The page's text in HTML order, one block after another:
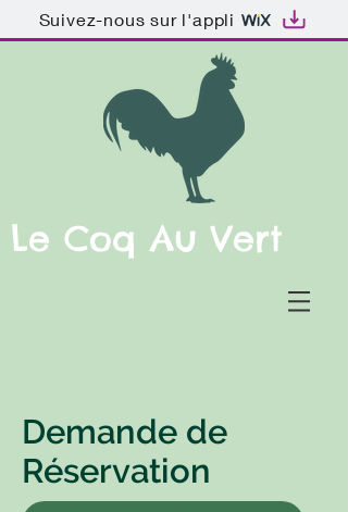
Suivez-nous sur l'appli
Le Coq Au Vert
Demande de
Réservation